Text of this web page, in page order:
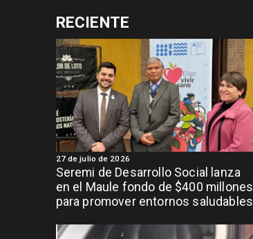
RECIENTE
Seremi de Desarrollo Social lanza
en el Maule fondo de $400 millones
para promover entornos saludables
27 de julio de 2026